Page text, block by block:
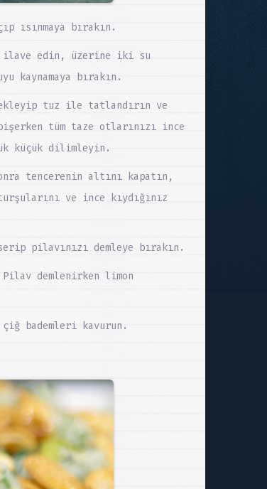
ısınmaya bırakın.
ilave edin, üzerine iki su
kaynamaya bırakın.
tuz ile tatlandırın ve
tüm taze otlarınızı ince
küçük dilimleyin.
tencerenin altını kapatın,
ve ince kıydığınız
pilavınızı demleye bırakın.
demlenirken limon
bademleri kavurun.